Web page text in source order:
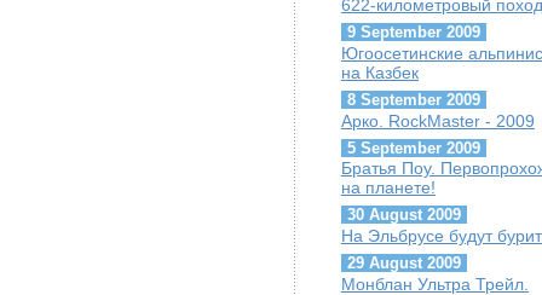
622-километровый
9 September 2009
Югоосетинские
на Казбек
8 September 2009
Арко. RockMaster - 2009
5 September 2009
Братья Поу.
на планете!
30 August 2009
На Эльбрусе будут
29 August 2009
Монблан Ультра Трейл.